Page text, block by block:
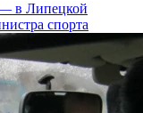
— в Липецкой
спорта